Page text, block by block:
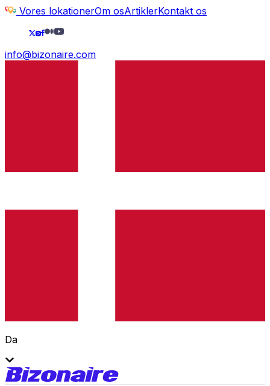
Vores lokationerOm osArtiklerKontakt os
info@bizonaire.com
Da